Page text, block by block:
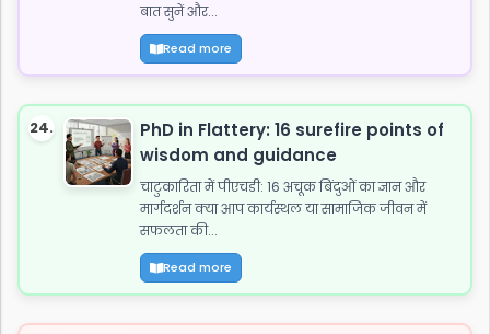
बात सुनें और...
Read more
24.
PhD in Flattery: 16 surefire points of
wisdom and guidance
चाटुकारिता में पीएचडी: 16 अचूक बिंदुओं का ज्ञान और
मार्गदर्शन क्या आप कार्यस्थल या सामाजिक जीवन में
सफलता की...
Read more